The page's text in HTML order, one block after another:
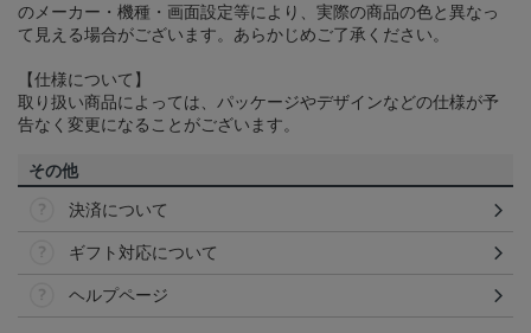
のメーカー・機種・画面設定等により、実際の商品の色と異なっ
て見える場合がございます。あらかじめご了承ください。
【仕様について】
取り扱い商品によっては、パッケージやデザインなどの仕様が予
告なく変更になることがございます。
その他
決済について
ギフト対応について
ヘルプページ